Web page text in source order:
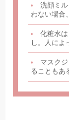
洗顔ミ
わない場合
化粧水
し。人によ
マスク
ることもあ